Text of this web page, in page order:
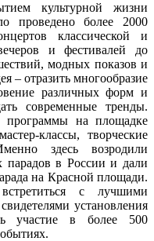
культурной жизни
проведено более 2000
классической и
и фестивалей до
модных показов и
– отразить многообразие
различных форм и
современные тренды.
программы на площадке
классы, творческие
здесь возродили
парадов в России и дали
на Красной площади.
с лучшими
установления
участие в более 500